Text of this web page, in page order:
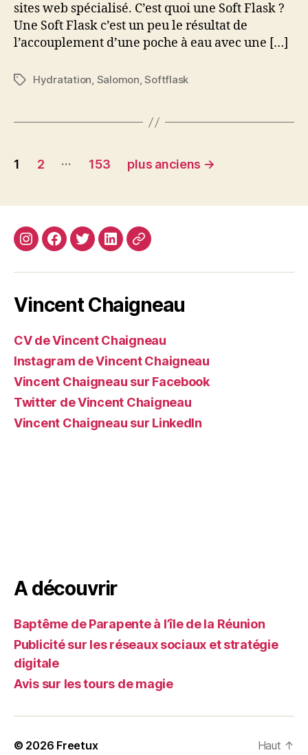
sites web spécialisé. C’est quoi une Soft Flask ?
Une Soft Flask c’est un peu le résultat de
l’accouplement d’une poche à eau avec une […]
Étiquettes
Hydratation, Salomon,Softflask
Navigation
articles
1 2 … 153 plus anciens →
InstagramFacebook
TwitterLinkedin
Site
Vincent Chaigneau
CV de Vincent Chaigneau
Instagram de Vincent Chaigneau
Vincent Chaigneau sur Facebook
Twitter de Vincent Chaigneau
Vincent Chaigneau sur LinkedIn
A découvrir
Baptême de Parapente à l’île de la Réunion
Publicité sur les réseaux sociaux et stratégie
digitale
Avis sur les tours de magie
© 2026 Freetux Haut ↑